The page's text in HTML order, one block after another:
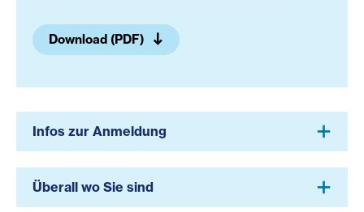
Download (PDF)
Infos zur Anmeldung
Überall wo Sie sind